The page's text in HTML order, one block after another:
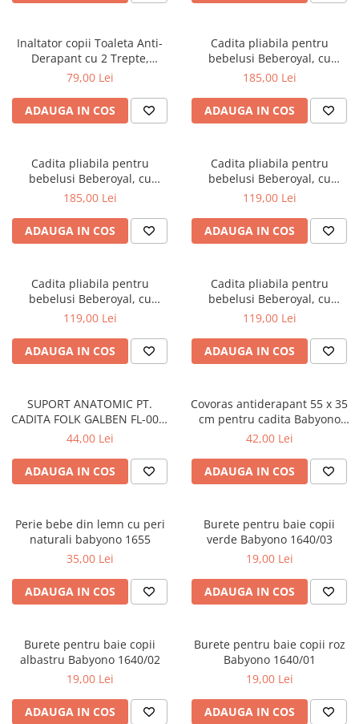
Inaltator copii Toaleta Anti-
Derapant cu 2 Trepte,
Beberoyal, Blue, CD-006-001
79,00 Lei
ADAUGA IN COS
Cadita pliabila pentru
bebelusi Beberoyal, cu
termometru digital si dop de
006
185,00 Lei
ADAUGA IN COS
Cadita pliabila pentru
bebelusi Beberoyal, cu
termometru digital si dop de
005-005
185,00 Lei
ADAUGA IN COS
Cadita pliabila pentru
bebelusi Beberoyal, cu
termometru digital si dop de
003
119,00 Lei
ADAUGA IN COS
Cadita pliabila pentru
bebelusi Beberoyal, cu
termometru digital si dop de
002
119,00 Lei
ADAUGA IN COS
Cadita pliabila pentru
bebelusi Beberoyal, cu
termometru digital si dop de
001
119,00 Lei
ADAUGA IN COS
SUPORT ANATOMIC PT.
CADITA FOLK GALBEN FL-003-
113
44,00 Lei
ADAUGA IN COS
Covoras antiderapant 55 x 35
cm pentru cadita Babyono
albastru 1345/01
42,00 Lei
ADAUGA IN COS
Perie bebe din lemn cu peri
naturali babyono 1655
35,00 Lei
ADAUGA IN COS
Burete pentru baie copii
verde Babyono 1640/03
19,00 Lei
ADAUGA IN COS
Burete pentru baie copii
albastru Babyono 1640/02
19,00 Lei
ADAUGA IN COS
Burete pentru baie copii roz
Babyono 1640/01
19,00 Lei
ADAUGA IN COS